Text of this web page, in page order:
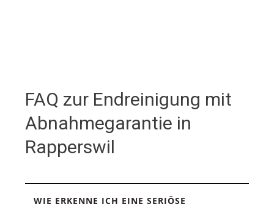
FAQ zur Endreinigung mit
Abnahmegarantie in
Rapperswil
WIE ERKENNE ICH EINE SERIÖSE